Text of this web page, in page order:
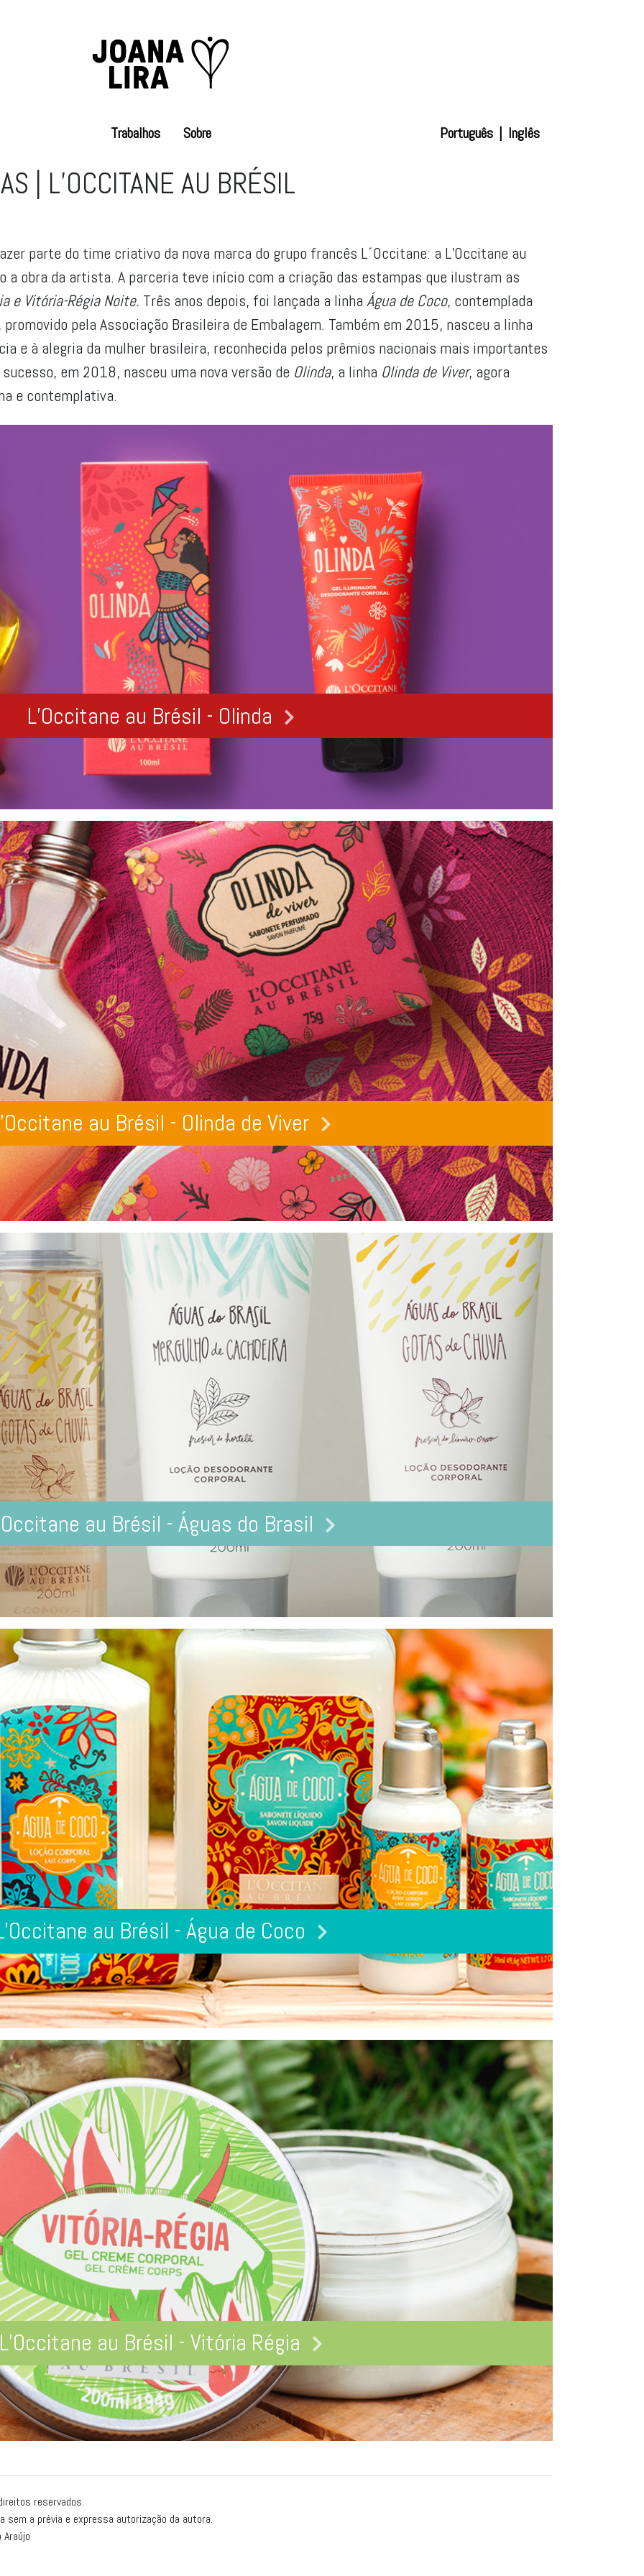
Português | Inglês
Trabalhos Sobre
| L’OCCITANE AU BRÉSIL
parte do time criativo da nova marca do grupo francês L´Occitane: a L’Occitane au
a obra da artista. A parceria teve início com a criação das estampas que ilustram as
e Vitória-Régia Noite. Três anos depois, foi lançada a linha Água de Coco, contemplada
pela Associação Brasileira de Embalagem. Também em 2015, nasceu a linha
e à alegria da mulher brasileira, reconhecida pelos prêmios nacionais mais importantes
em 2018, nasceu uma nova versão de Olinda, a linha Olinda de Viver, agora
e contemplativa.
L’Occitane au Brésil - Olinda
au Brésil - Olinda de Viver
au Brésil - Águas do Brasil
au Brésil - Água de Coco
L’Occitane au Brésil - Vitória Régia
reservados.
sem a prévia e expressa autorização da autora.
Araújo